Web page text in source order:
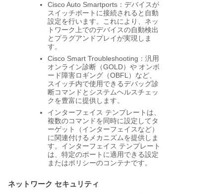
Cisco Auto Smartports：デバイスが
スイッチポートに接続されると自動
設定を行います。これにより、ネッ
トワーク上でのデバイスの自動検出
とプラグアンドプレイが実現しま
す。
Cisco Smart Troubleshooting：汎用
オンライン診断（GOLD）や オンボ
ード障害ロギング（OBFL）など、
スイッチ内で使用できるデバッグ診
断コマンドとシステムヘルスチェッ
クを豊富に提供します。
インターフェイス テンプレートは、
複数のコマンドを同時に設定してタ
ーゲット（インターフェイスなど）
に関連付けるメカニズムを提供しま
す。インターフェイス テンプレート
は、特定のポートに適用できる設定
またはポリシーのコンテナです。
ネットワーク セキュリティ